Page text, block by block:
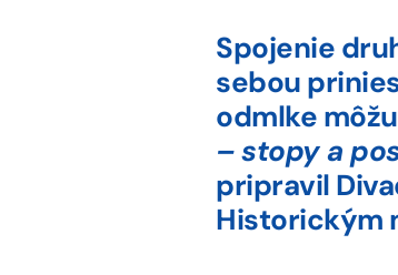
Spojenie
sebou
odmlke
– stopy a
pripravil
Historickým